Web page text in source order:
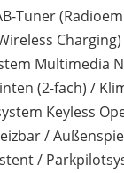
Tuner
Multimedia
(2-fach) /
Keyless
/
/